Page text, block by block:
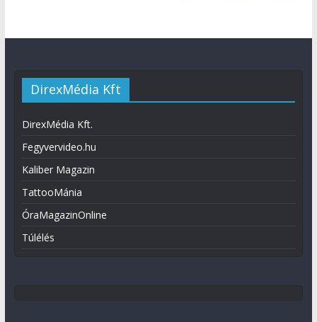
DirexMédia Kft
DirexMédia Kft.
Fegyvervideo.hu
Kaliber Magazin
TattooMánia
ÓraMagazinOnline
Túlélés